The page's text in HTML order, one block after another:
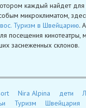
каждый найдет для
микроклиматом,
Туризм в Швейцарию.
посещения кинотеатры,
заснеженных склонов.
Nira Alpina дети
Туризм Швейцария